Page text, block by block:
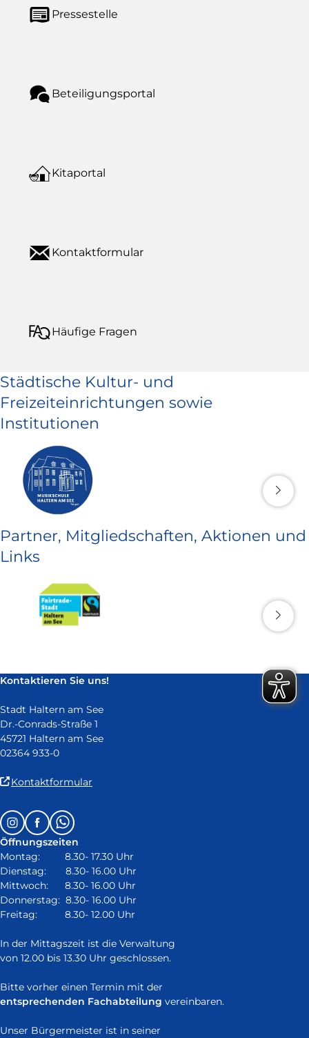
Pressestelle
Beteiligungsportal
Kitaportal
Kontaktformular
Häufige Fragen
Städtische Kultur- und
Freizeiteinrichtungen sowie
Institutionen
Partner, Mitgliedschaften, Aktionen und
Links
Kontaktieren Sie uns!
Stadt Haltern am See
Dr.-Conrads-Straße 1
45721 Haltern am See
02364 933-0
Kontaktformular
in
neuem
Fenster)
Follow
us
on:
InstagramFacebookWhatsapp
Öffnungszeiten
Montag: 8.30- 17.30 Uhr
Dienstag: 8.30- 16.00 Uhr
Mittwoch: 8.30- 16.00 Uhr
Donnerstag: 8.30- 16.00 Uhr
Freitag: 8.30- 12.00 Uhr
In der Mittagszeit ist die Verwaltung
von 12.00 bis 13.30 Uhr geschlossen.
Bitte vorher einen Termin mit der
entsprechenden Fachabteilung vereinbaren.
Unser Bürgermeister ist in seiner